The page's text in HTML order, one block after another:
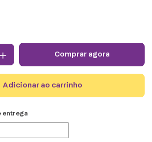
＋ comprar agora
adicionar ao carrinho